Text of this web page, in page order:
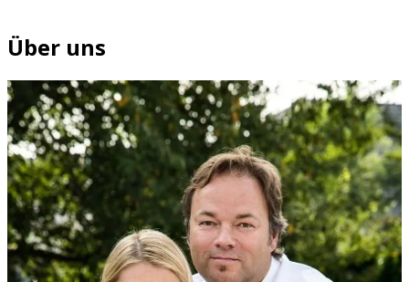
Über uns